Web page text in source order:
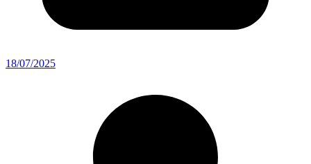
18/07/2025